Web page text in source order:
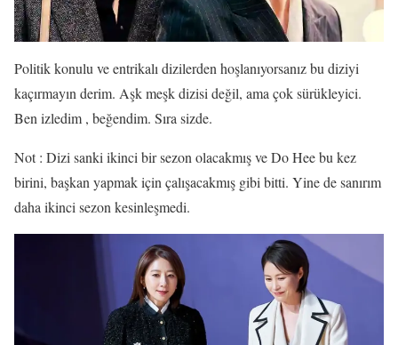
Politik konulu ve entrikalı dizilerden hoşlanıyorsanız bu diziyi
kaçırmayın derim. Aşk meşk dizisi değil, ama çok sürükleyici.
Ben izledim , beğendim. Sıra sizde.
Not : Dizi sanki ikinci bir sezon olacakmış ve Do Hee bu kez
birini, başkan yapmak için çalışacakmış gibi bitti. Yine de sanırım
daha ikinci sezon kesinleşmedi.